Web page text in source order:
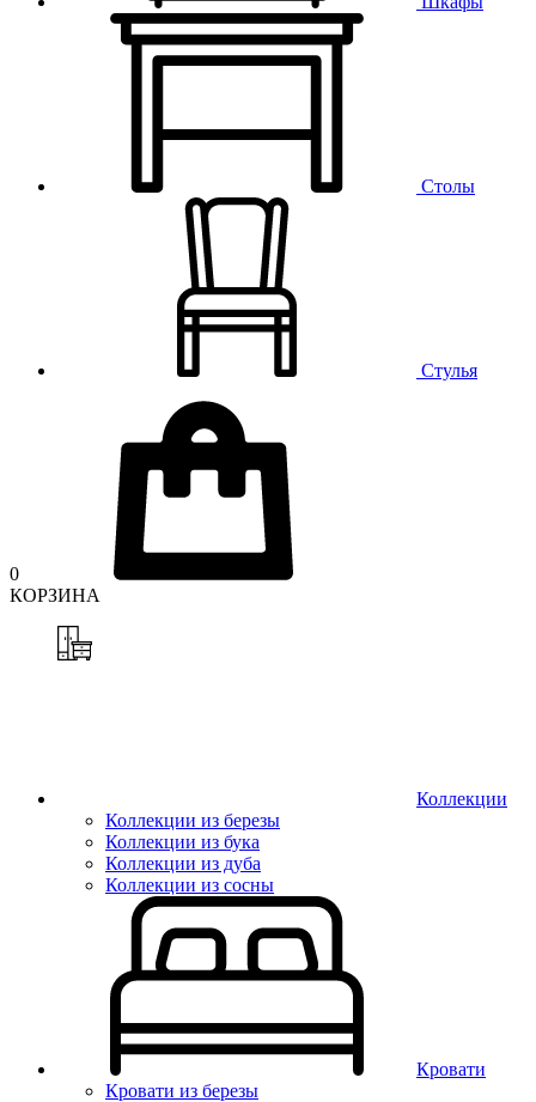
Столы
Стулья
0
КОРЗИНА
Коллекции
Коллекции из березы
Коллекции из бука
Коллекции из дуба
Коллекции из сосны
Кровати
Кровати из березы